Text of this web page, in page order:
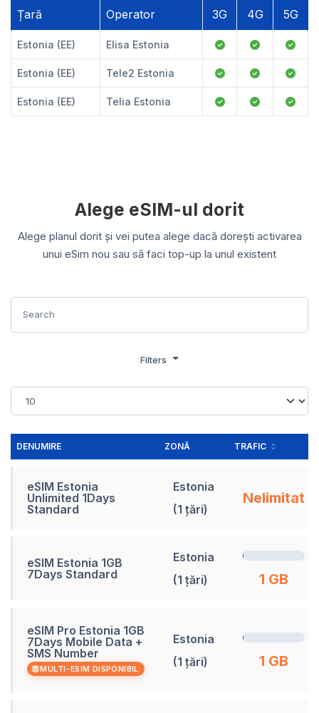
Țară Operator 3G 4G 5G
Estonia (EE) Elisa Estonia
Estonia (EE) Tele2 Estonia
Estonia (EE) Telia Estonia
Alege eSIM-ul dorit
Alege planul dorit și vei putea alege dacă dorești activarea
unui eSim nou sau să faci top-up la unul existent
Filters
DENUMIRE ZONĂ TRAFIC
eSIM Estonia
Unlimited 1Days
Standard
Estonia
(1 țări)
Nelimitat
eSIM Estonia 1GB
7Days Standard
Estonia
(1 țări)
1 GB
eSIM Pro Estonia 1GB
7Days Mobile Data +
SMS Number
MULTI-ESIM DISPONIBIL
Estonia
(1 țări)
1 GB